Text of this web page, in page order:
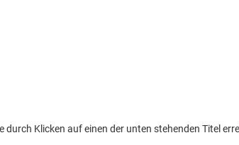
Klicken auf einen der unten stehenden Titel